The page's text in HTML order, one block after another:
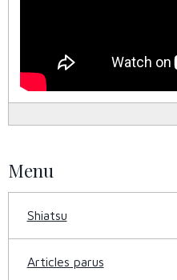
Menu
Shiatsu
Articles parus